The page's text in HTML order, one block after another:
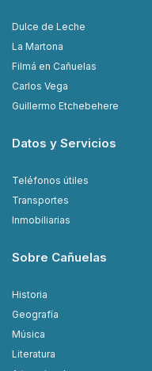
Dulce de Leche
La Martona
Filmá en Cañuelas
Carlos Vega
Guillermo Etchebehere
Datos y Servicios
Teléfonos útiles
Transportes
Inmobiliarias
Sobre Cañuelas
Historia
Geografía
Música
Literatura